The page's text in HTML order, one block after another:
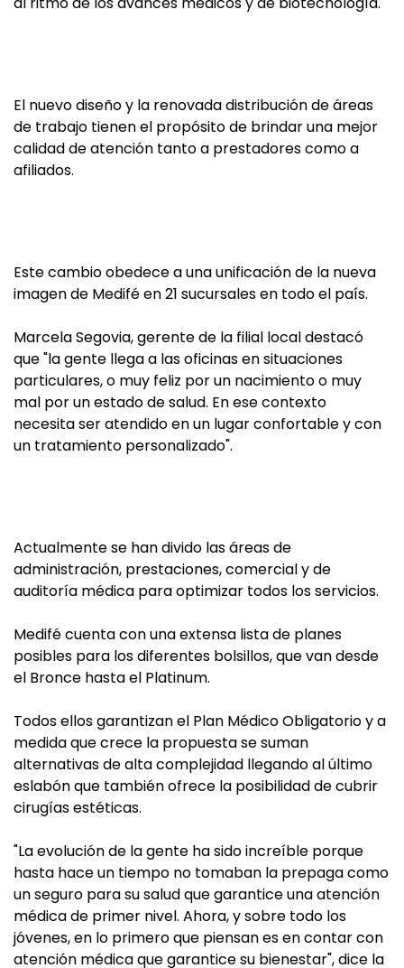
El nuevo diseño y la renovada distribución de áreas
de trabajo tienen el propósito de brindar una mejor
calidad de atención tanto a prestadores como a
afiliados.
Este cambio obedece a una unificación de la nueva
imagen de Medifé en 21 sucursales en todo el país.
Marcela Segovia, gerente de la filial local destacó
que "la gente llega a las oficinas en situaciones
particulares, o muy feliz por un nacimiento o muy
mal por un estado de salud. En ese contexto
necesita ser atendido en un lugar confortable y con
un tratamiento personalizado".
Actualmente se han divido las áreas de
administración, prestaciones, comercial y de
auditoría médica para optimizar todos los servicios.
Medifé cuenta con una extensa lista de planes
posibles para los diferentes bolsillos, que van desde
el Bronce hasta el Platinum.
Todos ellos garantizan el Plan Médico Obligatorio y a
medida que crece la propuesta se suman
alternativas de alta complejidad llegando al último
eslabón que también ofrece la posibilidad de cubrir
cirugías estéticas.
"La evolución de la gente ha sido increíble porque
hasta hace un tiempo no tomaban la prepaga como
un seguro para su salud que garantice una atención
médica de primer nivel. Ahora, y sobre todo los
jóvenes, en lo primero que piensan es en contar con
atención médica que garantice su bienestar", dice la